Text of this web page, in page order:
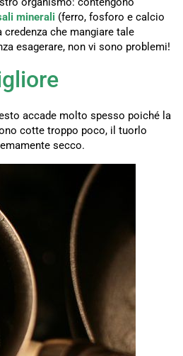
minerali (ferro, fosforo e calcio
che mangiare tale
esagerare, non vi sono problemi!
accade molto spesso poiché la
cotte troppo poco, il tuorlo
secco.